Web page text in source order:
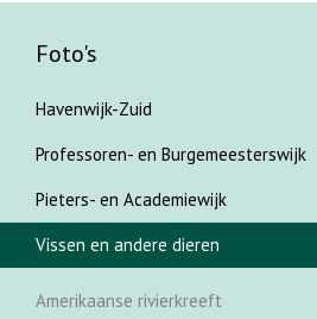
Foto's
Havenwijk-Zuid
Professoren- en Burgemeesterswijk
Pieters- en Academiewijk
Vissen en andere dieren
Amerikaanse rivierkreeft